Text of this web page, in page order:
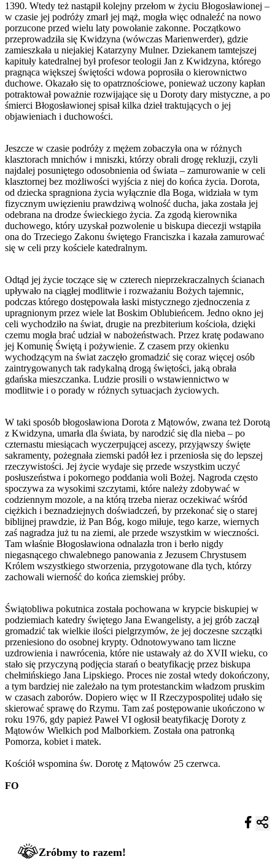
1390. Wtedy też nastąpił kolejny przełom w życiu Błogosławionej –
w czasie jej podróży zmarł jej mąż, mogła więc odnaleźć na nowo
porzucone przed wielu laty powołanie zakonne. Początkowo
przeprowadziła się Kwidzyna (wówczas Marienwerder), gdzie
zamieszkała u niejakiej Katarzyny Mulner. Dziekanem tamtejszej
kapituły katedralnej był profesor teologii Jan z Kwidzyna, którego
pragnąca większej świętości wdowa poprosiła o kierownictwo
duchowe. Okazało się to opatrznościowe, ponieważ uczony kapłan
potraktował poważnie rozwijające się u Doroty dary mistyczne, a po
śmierci Błogosławionej spisał kilka dzieł traktujących o jej
objawieniach i duchowości.
Jeszcze w czasie podróży z mężem zobaczyła ona w różnych
klasztorach mnichów i mniszki, którzy obrali drogę rekluzji, czyli
najdalej posuniętego odosobnienia od świata – zamurowanie w celi
klasztornej bez możliwości wyjścia z niej do końca życia. Dorota,
od dziecka spragniona życia wyłącznie dla Boga, widziała w tym
fizycznym uwięzieniu prawdziwą wolność ducha, jaka została jej
odebrana na drodze świeckiego życia. Za zgodą kierownika
duchowego, który uzyskał pozwolenie u biskupa diecezji wstąpiła
ona do Trzeciego Zakonu świętego Franciszka i kazała zamurować
się w celi przy kościele katedralnym.
Odtąd jej życie toczące się w czterech nieprzekraczalnych ścianach
upływało na ciągłej modlitwie i rozważaniu Bożych tajemnic,
podczas którego dostępowała łaski mistycznego zjednoczenia z
upragnionym przez wiele lat Boskim Oblubieńcem. Jedno okno jej
celi wychodziło na świat, drugie na prezbiterium kościoła, dzięki
czemu mogła brać udział w nabożeństwach. Przez kratę podawano
jej Komunię Świętą i pożywienie. Z czasem przy okienku
wychodzącym na świat zaczęło gromadzić się coraz więcej osób
zaintrygowanych tak radykalną drogą świętości, jaką obrała
gdańska mieszczanka. Ludzie prosili o wstawiennictwo w
modlitwie i o porady w różnych sytuacjach życiowych.
W taki sposób błogosławiona Dorota z Mątowów, zwana też Dorotą
z Kwidzyna, umarła dla świata, by narodzić się dla nieba – po
czternastu miesiącach wyczerpującej ascezy, przyjąwszy święte
sakramenty, pożegnała ziemski padół łez i przeniosła się do lepszej
rzeczywistości. Jej życie wydaje się przede wszystkim uczyć
posłuszeństwa i pokornego poddania woli Bożej. Nagroda często
spoczywa za wysokimi szczytami, które należy zdobywać w
codziennym mozole, a na którą trzeba nieraz oczekiwać wśród
ciężkich i beznadziejnych doświadczeń, by przekonać się o starej
biblijnej prawdzie, iż Pan Bóg, kogo miłuje, tego karze, wiernych
zaś nagradza już tu na ziemi, ale przede wszystkim w wieczności.
Tam właśnie Błogosławiona odnalazła tron i berło nigdy
niegasnącego chwalebnego panowania z Jezusem Chrystusem
Królem wszystkiego stworzenia, przygotowane dla tych, którzy
zachowali wierność do końca ziemskiej próby.
Świątobliwa pokutnica została pochowana w krypcie biskupiej w
podziemiach katedry świętego Jana Ewangelisty, a jej grób zaczął
gromadzić tak wielkie ilości pielgrzymów, że jej doczesne szczątki
przeniesiono do osobnej krypty. Odnotowywano tam liczne
uzdrowienia i nawrócenia, które nie ustawały aż do XVII wieku, co
stało się przyczyną podjęcia starań o beatyfikację przez biskupa
chełmińskiego Jana Lipskiego. Proces nie został wtedy dokończony,
a tym bardziej nie zależało na tym protestanckim władzom pruskim
w czasach zaborów. Dopiero więc w II Rzeczypospolitej udało się
skierować sprawę do Rzymu. Tam zaś postępowanie ukończono w
roku 1976, gdy papież Paweł VI ogłosił beatyfikację Doroty z
Mątowów Wielkich pod Malborkiem. Została ona patronką
Pomorza, kobiet i matek.
Kościół wspomina św. Dorotę z Mątowów 25 czerwca.
FO
Zróbmy to razem!